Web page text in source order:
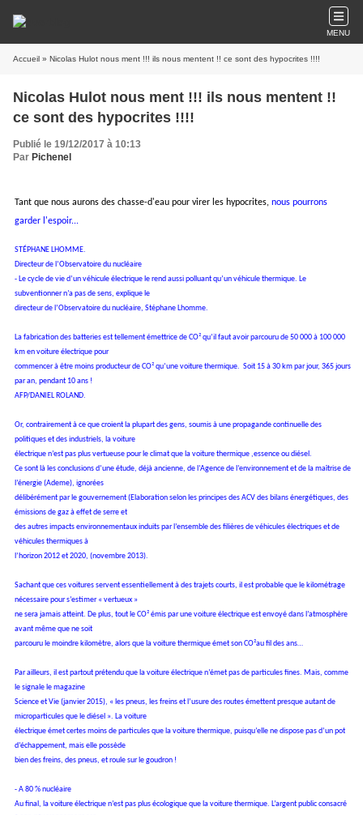
MENU
Accueil » Nicolas Hulot nous ment !!! ils nous mentent !! ce sont des hypocrites !!!!
Nicolas Hulot nous ment !!! ils nous mentent !!
ce sont des hypocrites !!!!
Publié le 19/12/2017 à 10:13
Par Pichenel
Tant que nous aurons des chasse-d'eau pour virer les hypocrites, nous pourrons
garder l'espoir...
STÉPHANE LHOMME.
Directeur de l’Observatoire du nucléaire
- Le cycle de vie d’un véhicule électrique le rend aussi polluant qu’unvéhicule thermique. Le
subventionner n’a pas de sens, explique le
directeur de l’Observatoire du nucléaire, Stéphane Lhomme.
La fabrication des batteries est tellement émettrice de CO² qu’il faut avoir parcouru de 50 000 à 100 000
km en voiture électrique pour
commencer à être moins producteur de CO² qu’une voiture thermique. Soit 15 à 30 km par jour, 365 jours
par an, pendant 10 ans !
AFP/DANIEL ROLAND.
Or, contrairement à ce que croient la plupart des gens, soumis à unepropagande continuelle des
politiques et des industriels, la voiture
électrique n’est pas plus vertueuse pour le climat que la voiture thermique ,essence ou diésel.
Ce sont là les conclusions d’une étude, déjà ancienne, de l’Agence de l’environnement et de la maîtrise de
l’énergie (Ademe), ignorées
délibérément par le gouvernement (Elaboration selon les principes des ACV des bilans énergétiques, des
émissions de gaz à effet de serre et
des autres impacts environnementaux induits par l’ensemble des filières de véhicules électriques et de
véhicules thermiques à
l’horizon 2012 et 2020, (novembre 2013).
Sachant que ces voitures servent essentiellement à des trajets courts, il est probable que le kilométrage
nécessaire pour s’estimer « vertueux »
ne sera jamais atteint. De plus, tout le CO² émis par une voiture électrique est envoyé dans l’atmosphère
avant même que ne soit
parcouru le moindre kilomètre, alors que la voiture thermique émet son CO²au fil des ans…
Par ailleurs, il est partout prétendu que la voiture électrique n’émet pasde particules fines. Mais, comme
le signale le magazine
Science et Vie (janvier 2015), « les pneus, les freins et l’usure des routesémettent presque autant de
microparticules que le diésel ». La voiture
électrique émet certes moins de particules que la voiture thermique, puisqu’elle ne dispose pas d’un pot
d’échappement, mais elle possède
bien des freins, des pneus, et roule sur le goudron !
- A 80 % nucléaire
Au final, la voiture électrique n’est pas plus écologique que la voiturethermique. L’argent public consacré